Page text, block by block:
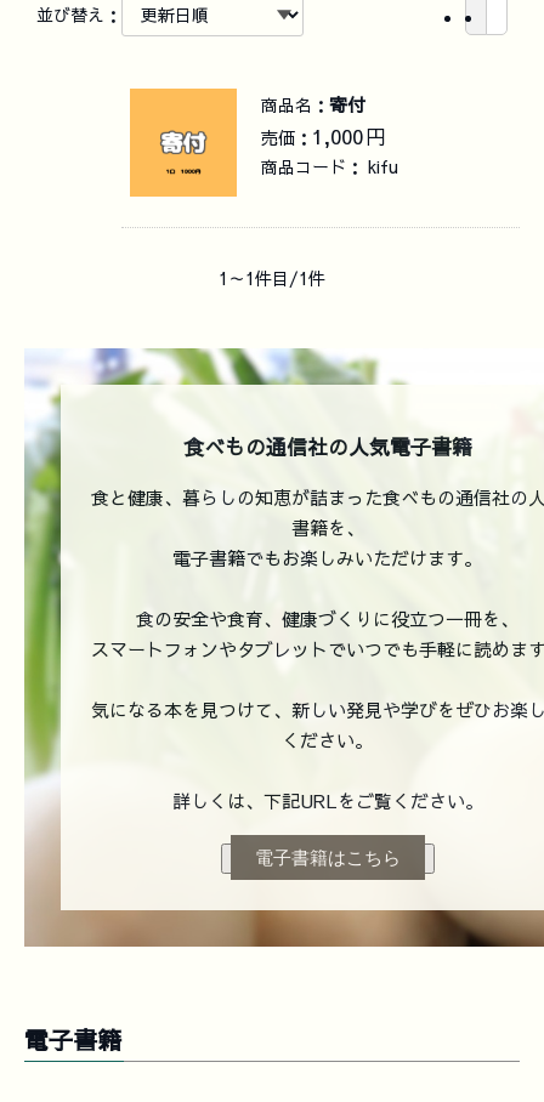
並び替え：
商品名：寄付
売価： 1,000円
商品コード： kifu
1～1件目/1件
食べもの通信社の人気電子書籍
食と健康、暮らしの知恵が詰まった食べもの通信社の
書籍を、
電子書籍でもお楽しみいただけます。
食の安全や食育、健康づくりに役立つ一冊を、
スマートフォンやタブレットでいつでも手軽に読めま
気になる本を見つけて、新しい発見や学びをぜひお楽
ください。
詳しくは、下記URLをご覧ください。
電子書籍はこちら
電子書籍